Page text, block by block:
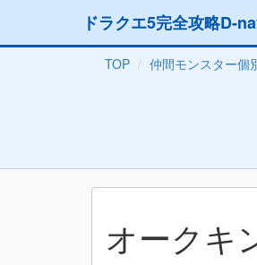
ドラクエ5完全攻略D-
TOP 仲間モンスター個
オークキ